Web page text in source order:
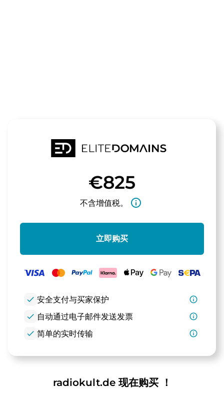
€825
不含增值税。 info_outline
立即购买
check 安全支付与买家保护
info_outline
check 自动通过电子邮件发送发票
info_outline
check 简单的实时传输 info_outline
radiokult.de 现在购买 ！